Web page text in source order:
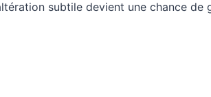
subtile devient une chance de